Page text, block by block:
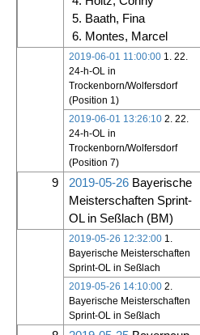
5. Baath, Fina
6. Montes, Marcel
2019-06-01 11:00:00 1. 22.
24-h-OL in
Trockenborn/Wolfersdorf
(Position 1)
2019-06-01 13:26:10 2. 22.
24-h-OL in
Trockenborn/Wolfersdorf
(Position 7)
9 2019-05-26 Bayerische
Meisterschaften Sprint-
OL in Seßlach (BM)
2019-05-26 12:32:00 1.
Bayerische Meisterschaften
Sprint-OL in Seßlach
2019-05-26 14:10:00 2.
Bayerische Meisterschaften
Sprint-OL in Seßlach